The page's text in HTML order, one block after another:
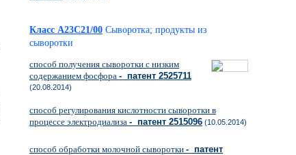
Класс A23C21/00 Сыворотка; продукты из
сыворотки
способ получения сыворотки с низким
содержанием фосфора - патент 2525711
(20.08.2014)
способ регулирования кислотности сыворотки в
процессе электродиализа - патент 2515096 (10.05.2014)
способ обработки молочной сыворотки - патент